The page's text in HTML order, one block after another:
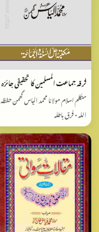
فرقہ جماعت المسلمین کا تحقیقی جائزہ
متکلم اسلام مولانا محمد الیاس گھمن حفظہ
اللہ • فرق باطلہ